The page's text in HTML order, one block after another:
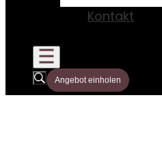
Kontakt
Angebot einholen